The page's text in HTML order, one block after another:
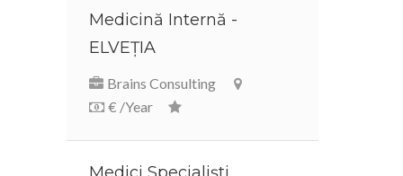
Medicină Internă -
ELVEȚIA
Brains Consulting
€ /Year